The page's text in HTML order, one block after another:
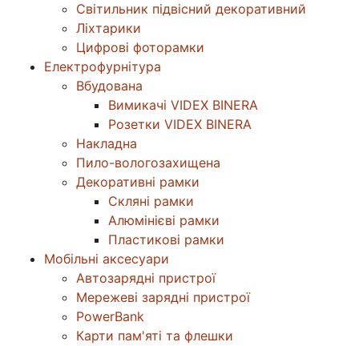
Світильник підвісний декоративний
Ліхтарики
Цифрові фоторамки
Електрофурнітура
Вбудована
Вимикачі VIDEX BINERA
Розетки VIDEX BINERA
Накладна
Пило-вологозахищена
Декоративні рамки
Скляні рамки
Алюмінієві рамки
Пластикові рамки
Мобільні аксесуари
Автозарядні пристрої
Мережеві зарядні пристрої
PowerBank
Карти пам'яті та флешки